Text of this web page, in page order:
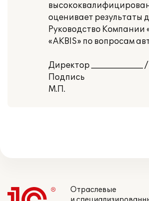
оценивает результаты
Руководство Компании
«AKBIS» по вопросам
Директор
Подпись
М.П.
Отраслевые